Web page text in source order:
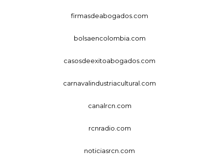
firmasdeabogados.com
bolsaencolombia.com
casosdeexitoabogados.com
carnavalindustriacultural.com
canalrcn.com
rcnradio.com
noticiasrcn.com